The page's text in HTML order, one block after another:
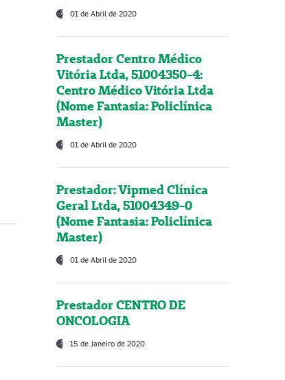
01 de Abril de 2020
Prestador Centro Médico
Vitória Ltda, 51004350-4:
Centro Médico Vitória Ltda
(Nome Fantasia: Policlínica
Master)
01 de Abril de 2020
Prestador: Vipmed Clínica
Geral Ltda, 51004349-0
(Nome Fantasia: Policlínica
Master)
01 de Abril de 2020
Prestador CENTRO DE
ONCOLOGIA
15 de Janeiro de 2020